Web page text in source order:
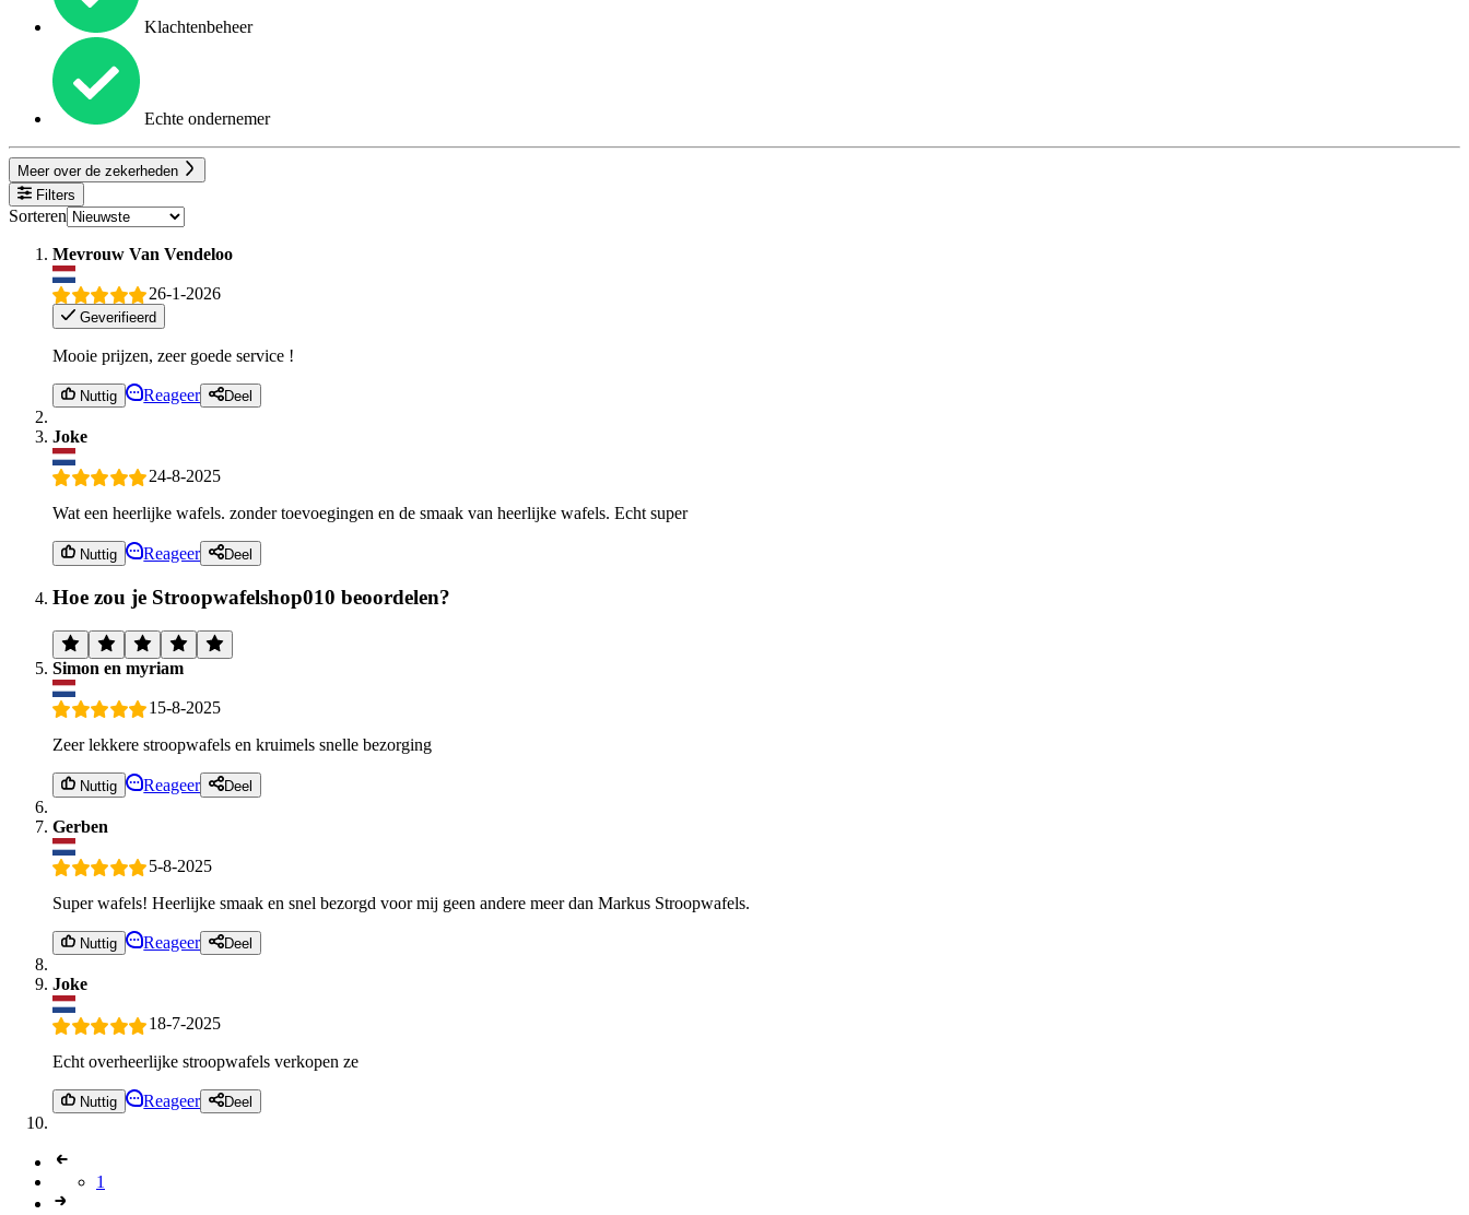
Klachtenbeheer
Echte ondernemer
Meer over de zekerheden
Filters
Sorteren
Mevrouw Van Vendeloo
26-1-2026
Geverifieerd
Mooie prijzen, zeer goede service !
Nuttig Reageer Deel
Joke
24-8-2025
Wat een heerlijke wafels. zonder toevoegingen en de smaak van heerlijke wafels. Echt super
Nuttig Reageer Deel
Hoe zou je Stroopwafelshop010 beoordelen?
Simon en myriam
15-8-2025
Zeer lekkere stroopwafels en kruimels snelle bezorging
Nuttig Reageer Deel
Gerben
5-8-2025
Super wafels! Heerlijke smaak en snel bezorgd voor mij geen andere meer dan Markus Stroopwafels.
Nuttig Reageer Deel
Joke
18-7-2025
Echt overheerlijke stroopwafels verkopen ze
Nuttig Reageer Deel
1